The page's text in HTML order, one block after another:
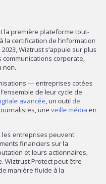
la première plateforme tout-
la certification de l’information
Wiztrust s’appuie sur plus
communications corporate,
non.
— entreprises cotées
de leur cycle de
avancée, un outil de
une veille média en
les entreprises peuvent
financiers sur la
et leurs actionnaires,
Wiztrust Protect peut être
manière fluide à la